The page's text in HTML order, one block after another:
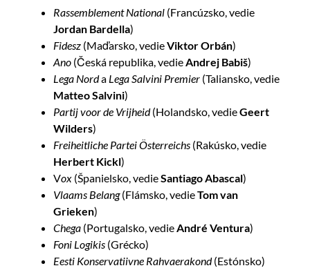
Rassemblement National (Francúzsko, vedie
Jordan Bardella)
Fidesz (Maďarsko, vedieViktor Orbán)
Ano (Česká republika, vedie Andrej Babiš)
Lega Norda Lega Salvini Premier (Taliansko, vedie
Matteo Salvini)
Partij voor de Vrijheid(Holandsko, vedieGeert
Wilders)
Freiheitliche Partei Österreichs (Rakúsko, vedie
Herbert Kickl)
Vox (Španielsko, vedieSantiago Abascal)
Vlaams Belang(Flámsko, vedieTom van
Grieken)
Chega (Portugalsko, vedie André Ventura)
Foni Logikis (Grécko)
Eesti Konservatiivne Rahvaerakond(Estónsko)